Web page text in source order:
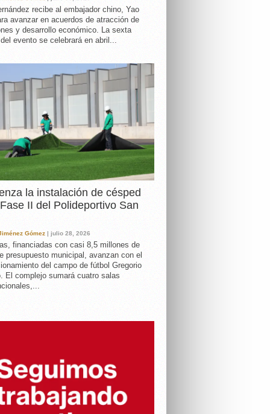
recibe al embajador chino, Yao
avanzar en acuerdos de atracción de
y desarrollo económico. La sexta
evento se celebrará en abril...
la instalación de césped
II del Polideportivo San
Gómez | julio 28, 2026
financiadas con casi 8,5 millones de
presupuesto municipal, avanzan con el
del campo de fútbol Gregorio
El complejo sumará cuatro salas